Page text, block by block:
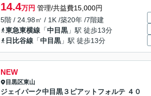
14.4万円 管理/共益費15,000円
5階 / 24.98㎡ / 1K /築20年 /7階建
東急東横線 「中目黒 」駅 徒歩13分
日比谷線 「中目黒 」駅 徒歩13分
NEW
目黒区東山
ジェイパーク中目黒３ピアットフォルテ ４０